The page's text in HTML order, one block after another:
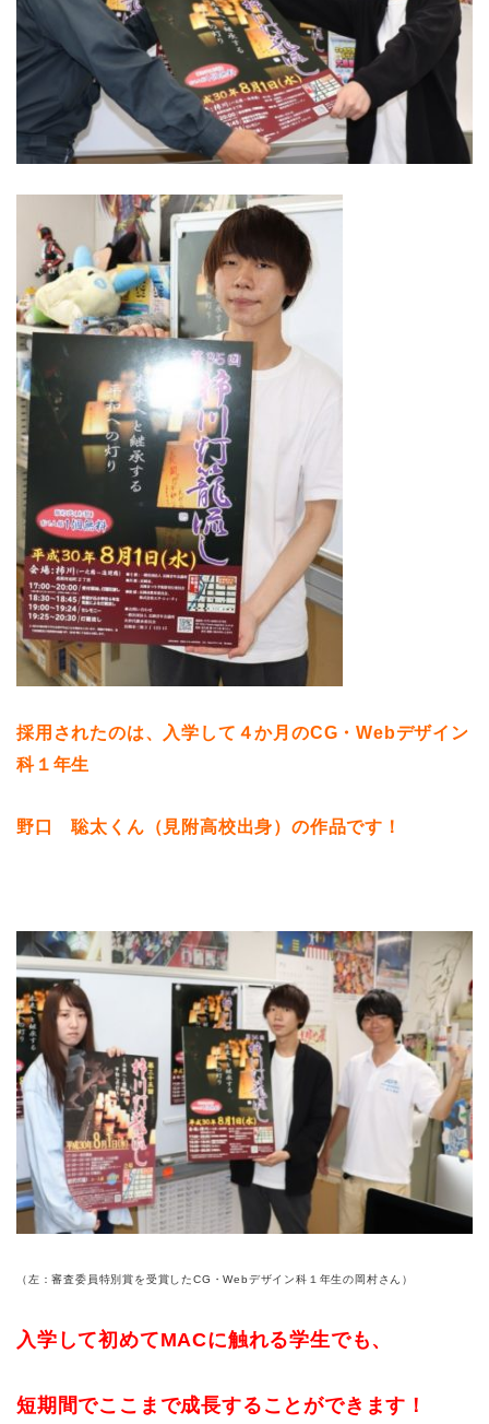
採用されたのは、入学して４か月のCG・Webデザイン
科１年生
野口 聡太くん（見附高校出身）の作品です！
（左：審査委員特別賞を受賞したCG・Webデザイン科１年生の岡村さん）
入学して初めてMACに触れる学生でも、
短期間でここまで成長することができます！